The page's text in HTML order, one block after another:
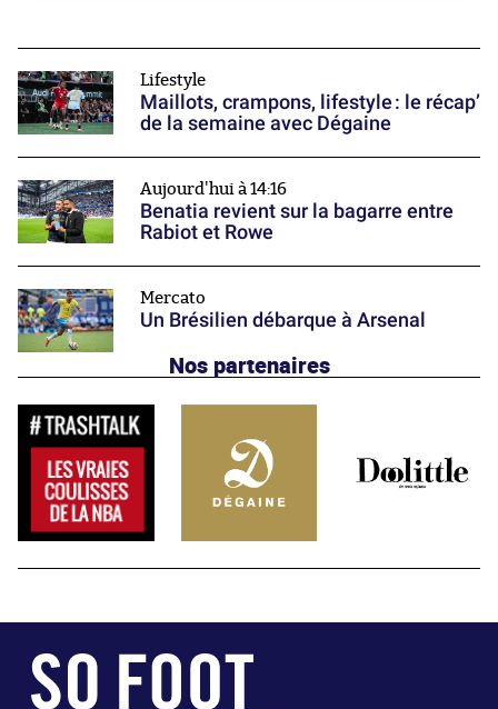
Lifestyle
Maillots, crampons, lifestyle : le récap’
de la semaine avec Dégaine
Aujourd'hui à 14:16
Benatia revient sur la bagarre entre
Rabiot et Rowe
Mercato
Un Brésilien débarque à Arsenal
Nos partenaires